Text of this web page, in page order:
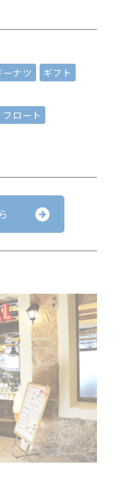
ーナツ
ギフト
フロート